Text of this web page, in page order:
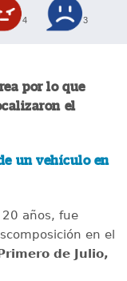
4 3
por lo que
el
un vehículo en
años, fue
en el
de Julio,